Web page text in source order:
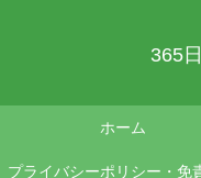
365
ホーム
プライバシーポリシー・免